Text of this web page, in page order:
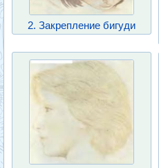
2. Закрепление бигуди